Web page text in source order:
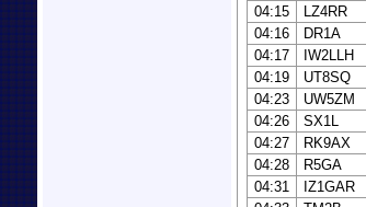
04:15
LZ4RR
04:16
DR1A
04:17
IW2LLH
04:19
UT8SQ
04:23
UW5ZM
04:26
SX1L
04:27
RK9AX
04:28
R5GA
04:31
IZ1GAR